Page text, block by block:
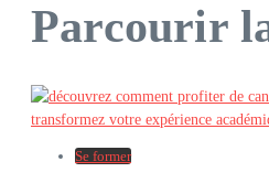
Parcourir
Se former